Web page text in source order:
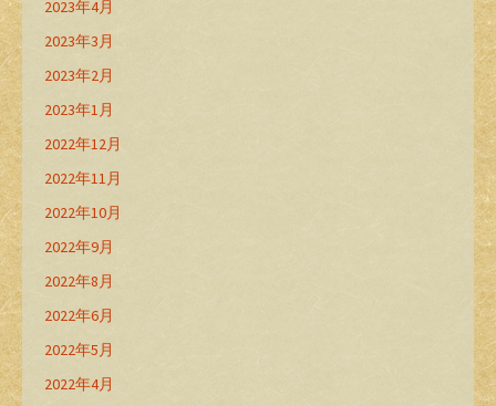
2023年4月
2023年3月
2023年2月
2023年1月
2022年12月
2022年11月
2022年10月
2022年9月
2022年8月
2022年6月
2022年5月
2022年4月